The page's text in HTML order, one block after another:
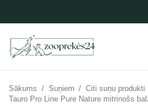
Sākums / Suņiem / Citi suņu produkti
Tauro Pro Line Pure Nature mitrinošs